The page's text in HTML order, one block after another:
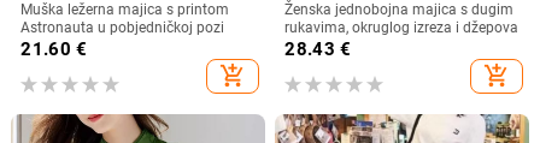
Muška ležerna majica s printom
Astronauta u pobjedničkoj pozi
21.60 €
add_shopping_cart
Ženska jednobojna majica s dugim
rukavima, okruglog izreza i džepova
28.43 €
add_shopping_cart